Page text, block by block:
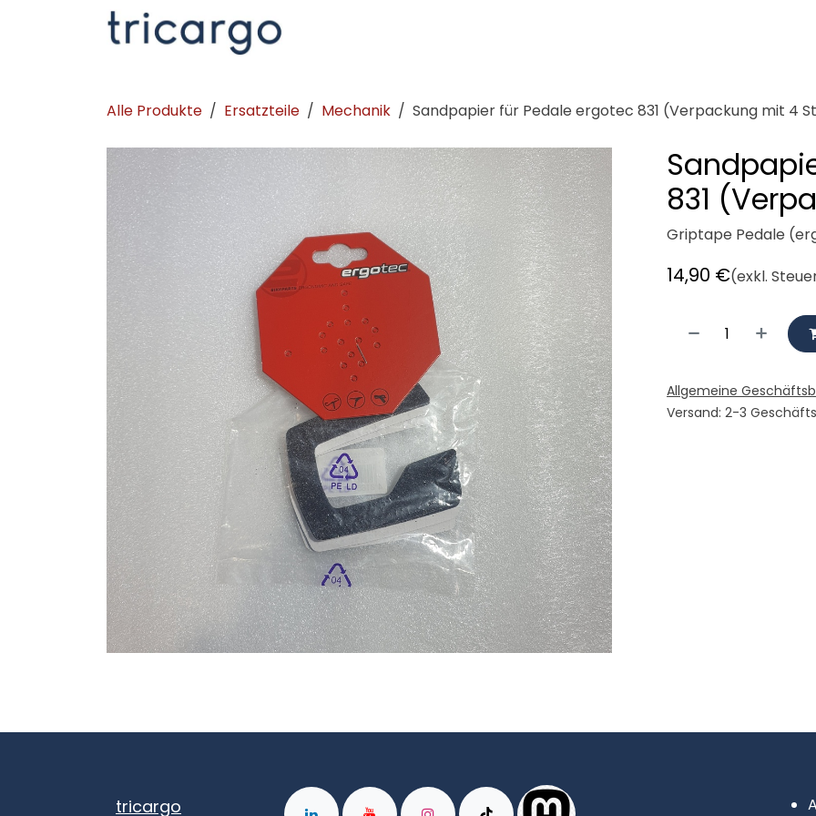
Zum Inhalt springen
Alle Produkte Ersatzteile Mechanik Sandpapier für Pedale ergotec 831 (Verpackung mit 4
831
Griptape Pedale
14,90 €(exkl.
Allgemeine
Versand: 2-3
tricargo